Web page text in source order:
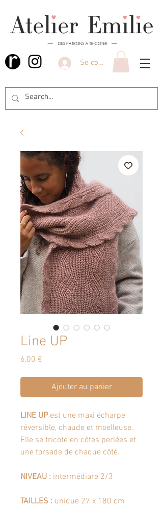
Se connecter
Line UP
6,00 €
Ajouter au panier
LINE UP est une maxi écharpe
réversible, chaude et moelleuse.
Elle se tricote en côtes perlées et
une torsade de chaque côté.
NIVEAU : intermédiare 2/3
TAILLES : unique 27 x 180 cm